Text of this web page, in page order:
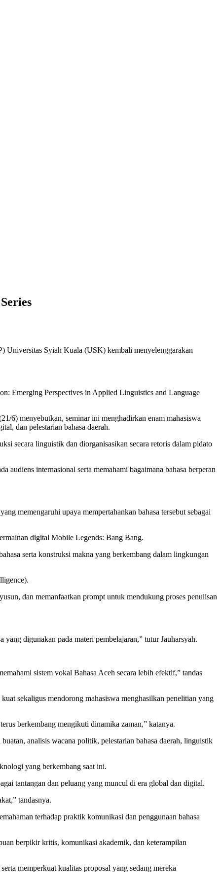
Syiah Kuala (USK) kembali menyelenggarakan
Emerging Perspectives in Applied Linguistics and Language
6) menyebutkan, seminar ini menghadirkan enam mahasiswa
dan pelestarian bahasa daerah.
secara linguistik dan diorganisasikan secara retoris dalam pidato
internasional serta memahami bagaimana bahasa berperan
memengaruhi upaya mempertahankan bahasa tersebut sebagai
digital Mobile Legends: Bang Bang.
serta konstruksi makna yang berkembang dalam lingkungan
dan memanfaatkan prompt untuk mendukung proses penulisan
digunakan pada materi pembelajaran,” tutur Jauharsyah.
sistem vokal Bahasa Aceh secara lebih efektif,” tandas
sekaligus mendorong mahasiswa menghasilkan penelitian yang
berkembang mengikuti dinamika zaman,” katanya.
analisis wacana politik, pelestarian bahasa daerah, linguistik
yang berkembang saat ini.
tantangan dan peluang yang muncul di era global dan digital.
tandasnya.
terhadap praktik komunikasi dan penggunaan bahasa
berpikir kritis, komunikasi akademik, dan keterampilan
memperkuat kualitas proposal yang sedang mereka